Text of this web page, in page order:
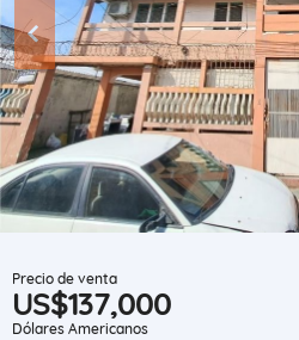
Precio de venta
US$137,000
Dólares Americanos